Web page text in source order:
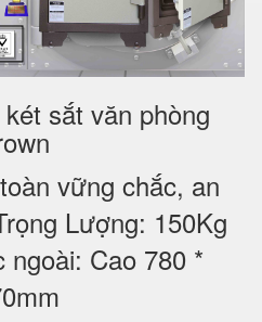
sắt văn phòng
vững chắc, an
Lượng: 150Kg
ngoài: Cao 780 *